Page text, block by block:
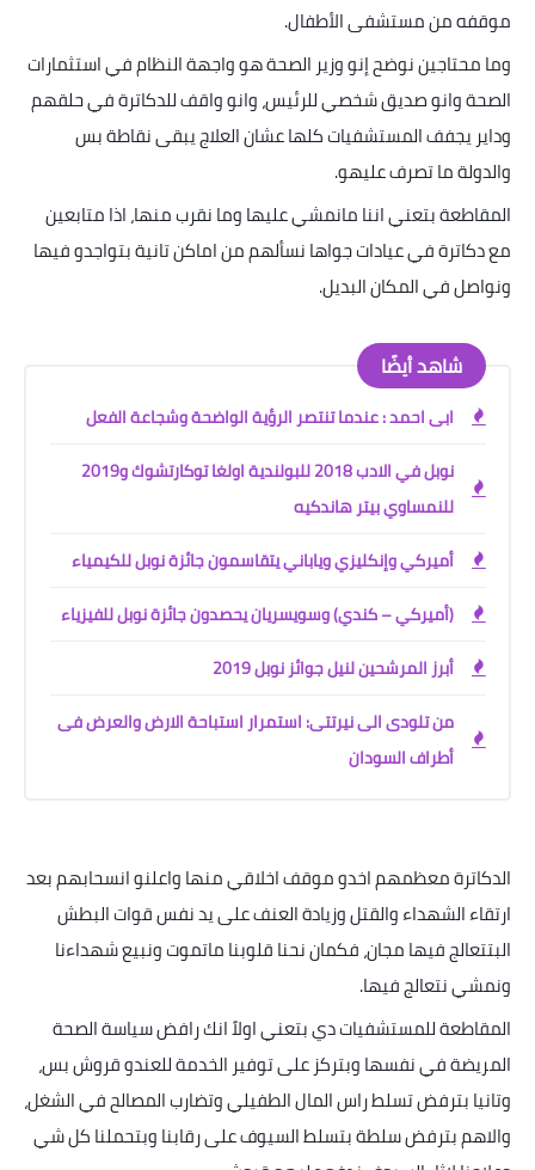
موقفه من مستشفى الأطفال.
وما محتاجين نوضح إنو وزير الصحة هو واجهة النظام في استثمارات
الصحة وانو صديق شخصي للرئيس، وانو واقف للدكاترة في حلقهم
وداير يجفف المستشفيات كلها عشان العلاج يبقى نقاطة بس
والدولة ما تصرف عليهو.
المقاطعة بتعني اننا مانمشي عليها وما نقرب منها، اذا متابعين
مع دكاترة في عيادات جواها نسألهم من اماكن تانية بتواجدو فيها
ونواصل في المكان البديل.
شاهد أيضًا
ابى احمد : عندما تنتصر الرؤية الواضحة وشجاعة الفعل
نوبل في الادب 2018 للبولندية اولغا توكارتشوك و2019
للنمساوي بيتر هاندكيه
أميركي وإنكليزي وياباني يتقاسمون جائزة نوبل للكيمياء
(أميركي – كندي) وسويسريان يحصدون جائزة نوبل للفيزياء
أبرز المرشحين لنيل جوائز نوبل 2019
من تلودى الى نيرتتى: استمرار استباحة الارض والعرض فى
أطراف السودان
الدكاترة معظمهم اخدو موقف اخلاقي منها واعلنو انسحابهم بعد
ارتقاء الشهداء والقتل وزيادة العنف على يد نفس قوات البطش
البتتعالج فيها مجان، فكمان نحنا قلوبنا ماتموت ونبيع شهداءنا
ونمشي نتعالج فيها.
المقاطعة للمستشفيات دي بتعني اولاً انك رافض سياسة الصحة
المريضة في نفسها وبتركز على توفير الخدمة للعندو قروش بس،
وتانيا بترفض تسلط راس المال الطفيلي وتضارب المصالح في الشغل،
والاهم بترفض سلطة بتسلط السيوف على رقابنا وبتحملنا كل شي